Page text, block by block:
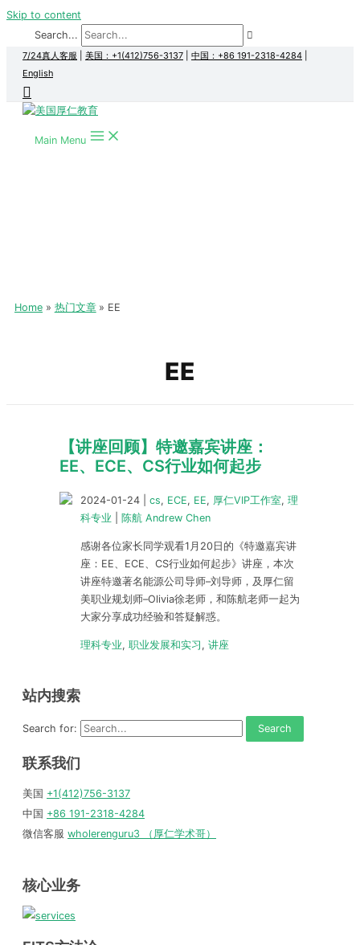
Skip to content
Search...
7/24真人客服 美国：+1(412)756-3137 中国：+86 191-2318-4284
English
Main Menu
Home 热门文章 EE
EE
【讲座回顾】特邀嘉宾讲座：
EE、ECE、CS行业如何起步
2024-01-24 cs, ECE, EE, 厚仁VIP工作室, 理
科专业
陈航 Andrew Chen
感谢各位家长同学观看1月20日的《特邀嘉宾讲
座：EE、ECE、CS行业如何起步》讲座，本次
讲座特邀著名能源公司导师–刘导师，及厚仁留
美职业规划师–Olivia徐老师，和陈航老师一起为
大家分享成功经验和答疑解惑。
理科专业, 职业发展和实习 , 讲座
站内搜索
Search for:
联系我们
美国 +1(412)756-3137
中国 +86 191-2318-4284
微信客服 wholerenguru3 （厚仁学术哥）
核心业务